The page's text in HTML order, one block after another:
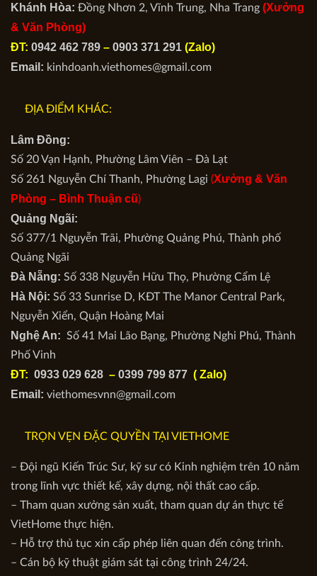
Khánh Hòa: Đồng Nhơn 2, Vĩnh Trung, Nha Trang (Xưởng
& Văn Phòng)
ĐT: 0942 462 789 – 0903 371 291 (Zalo)
Email: kinhdoanh.viethomes@gmail.com
ĐỊA ĐIỂM KHÁC:
Lâm Đồng:
Số 20 Vạn Hạnh, Phường Lâm Viên – Đà Lạt
Số 261 Nguyễn Chí Thanh, Phường Lagi (Xưởng & Văn
Phòng – Bình Thuận cũ)
Quảng Ngãi:
Số 377/1 Nguyễn Trãi, Phường Quảng Phú, Thành phố
Quảng Ngãi
Đà Nẵng: Số 338 Nguyễn Hữu Thọ, Phường Cẩm Lệ
Hà Nội: Số 33 Sunrise D, KĐT The Manor Central Park,
Nguyễn Xiển, Quận Hoàng Mai
Nghệ An: Số 41 Mai Lão Bạng, Phường Nghi Phú, Thành
Phố Vinh
ĐT: 0933 029 628 – 0399 799 877 ( Zalo)
Email: viethomesvnn@gmail.com
TRỌN VẸN ĐẶC QUYỀN TẠI VIETHOME
– Đội ngũ Kiến Trúc Sư, kỹ sư có Kinh nghiệm trên 10 năm
trong lĩnh vực thiết kế, xây dựng, nội thất cao cấp.
– Tham quan xưởng sản xuất, tham quan dự án thực tế
VietHome thực hiện.
– Hỗ trợ thủ tục xin cấp phép liên quan đến công trình.
– Cán bộ kỹ thuật giám sát tại công trình 24/24.